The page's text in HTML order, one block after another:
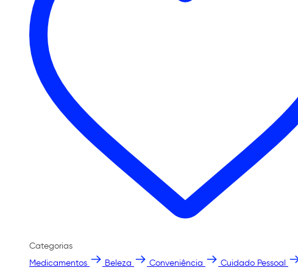
Categorias
Medicamentos
Beleza Conveniência Cuidado Pessoal